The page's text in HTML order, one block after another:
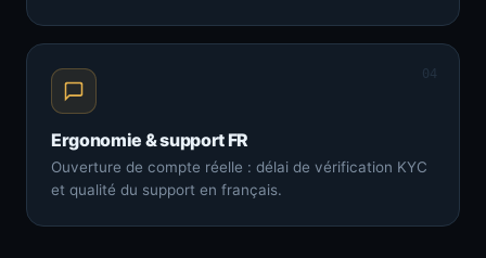
04
Ergonomie & support FR
Ouverture de compte réelle : délai de vérification KYC
et qualité du support en français.